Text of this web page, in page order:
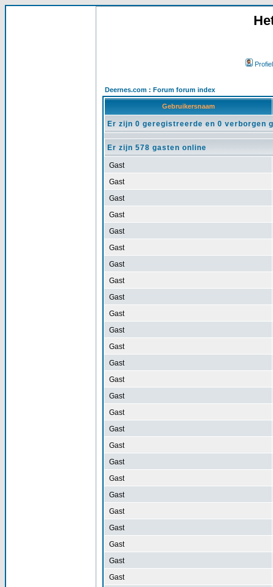
Profiel
Deernes.com : Forum forum index
Gebruikersnaam
Er zijn 0 geregistreerde en 0 verborgen
Er zijn 578 gasten online
Gast
Gast
Gast
Gast
Gast
Gast
Gast
Gast
Gast
Gast
Gast
Gast
Gast
Gast
Gast
Gast
Gast
Gast
Gast
Gast
Gast
Gast
Gast
Gast
Gast
Gast